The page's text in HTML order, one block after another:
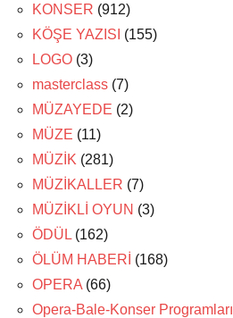
KONSER (912)
KÖŞE YAZISI (155)
LOGO (3)
masterclass (7)
MÜZAYEDE (2)
MÜZE (11)
MÜZİK (281)
MÜZİKALLER (7)
MÜZİKLİ OYUN (3)
ÖDÜL (162)
ÖLÜM HABERİ (168)
OPERA (66)
Opera-Bale-Konser Programları